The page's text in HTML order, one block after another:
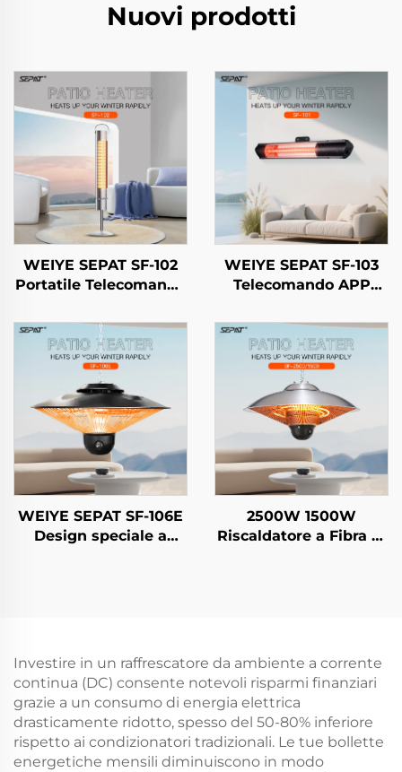
Nuovi prodotti
WEIYE SEPAT SF-102
Portatile Telecomando
Sicurezza Riscaldatore
per Interni ed Esterni
con Supporto IP65
WEIYE SEPAT SF-103
Telecomando APP
placcato Alogeno
Corpo in lega di
alluminio Riscaldatore
IP65
WEIYE SEPAT SF-106E
Design speciale a
2500W 1500W
Riscaldatore a Fibra di
Investire in un raffrescatore da ambiente a corrente
continua (DC) consente notevoli risparmi finanziari
grazie a un consumo di energia elettrica
drasticamente ridotto, spesso del 50-80% inferiore
rispetto ai condizionatori tradizionali. Le tue bollette
energetiche mensili diminuiscono in modo